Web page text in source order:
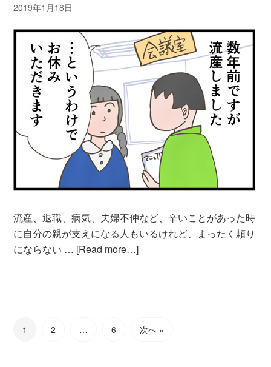
流産、退職、病気、夫婦不仲など、辛いことがあった時
に自分の親が支えになる人もいるけれど、まったく頼り
にならない … [Read more…]
1 2 … 6 次へ »